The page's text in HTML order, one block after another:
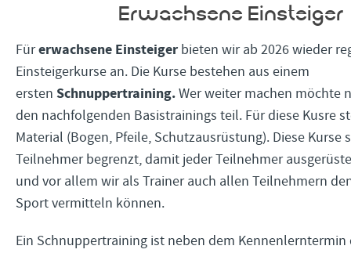
Erwachsene Einsteiger
Fürerwachsene Einsteiger bieten wir ab 2026 wieder
Einsteigerkurse an. Die Kurse bestehen aus einem
ersten Schnuppertraining.Wer weiter machen möchte
den nachfolgenden Basistrainings teil. Für diese Kusre
Material (Bogen, Pfeile, Schutzausrüstung). Diese Kurse
Teilnehmer begrenzt, damit jeder Teilnehmer
und vor allem wir als Trainer auch allen Teilnehmern
Sport vermitteln können.
Ein Schnuppertraining ist neben dem Kennenlerntermin